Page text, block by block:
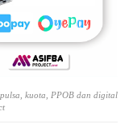
kuota, PPOB dan digital